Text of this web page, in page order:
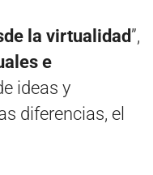
la virtualidad”,
e
ideas y
diferencias, el